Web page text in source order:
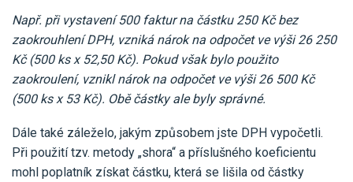
Např. při vystavení 500 faktur na částku 250 Kč bez
zaokrouhlení DPH, vzniká nárok na odpočet ve výši 26 250
Kč (500 ks x 52,50 Kč). Pokud však bylo použito
zaokroulení, vznikl nárok na odpočet ve výši 26 500 Kč
(500 ks x 53 Kč). Obě částky ale byly správné.
Dále také záleželo, jakým způsobem jste DPH vypočetli.
Při použití tzv. metody „shora“ a příslušného koeficientu
mohl poplatník získat částku, která se lišila od částky